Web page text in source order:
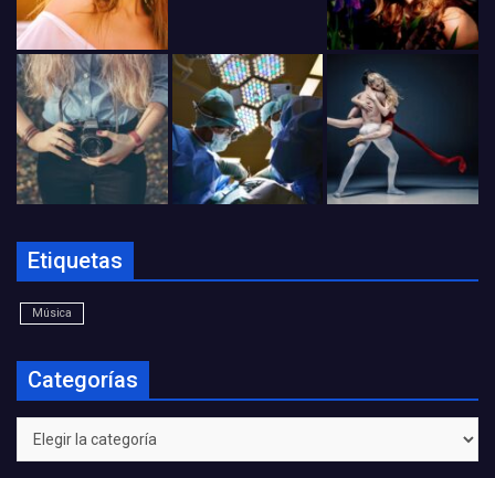
Etiquetas
Música
Categorías
Categorías